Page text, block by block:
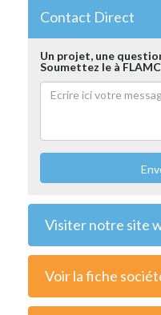
Contact Direct
Un projet, une
Soumettez le à
Visiter notre site
Voir la fiche